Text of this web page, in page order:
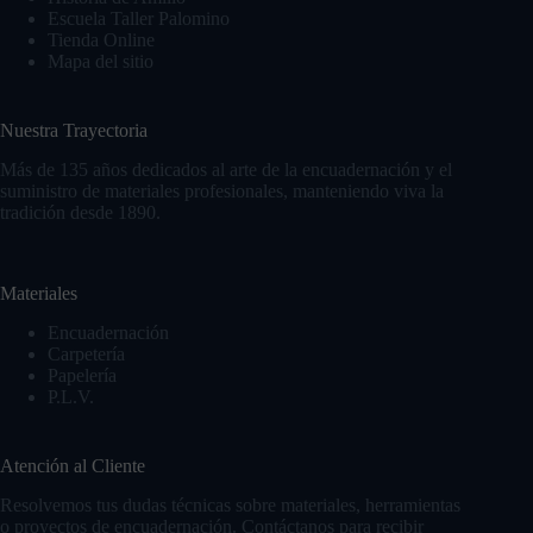
Escuela Taller Palomino
Tienda Online
Mapa del sitio
Nuestra Trayectoria
Más de 135 años dedicados al arte de la encuadernación y el
suministro de materiales profesionales, manteniendo viva la
tradición desde 1890.
Materiales
Encuadernación
Carpetería
Papelería
P.L.V.
Atención al Cliente
Resolvemos tus dudas técnicas sobre materiales, herramientas
o proyectos de encuadernación. Contáctanos para recibir